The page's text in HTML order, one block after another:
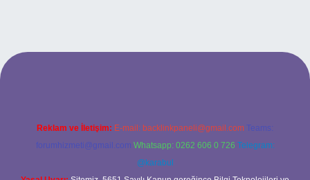
Reklam ve İletişim: E-mail: backlinkpaneli@gmail.com Teams:
forumhizmeti@gmail.com Whatsapp: 0262 606 0 726 Telegram:
@karabul